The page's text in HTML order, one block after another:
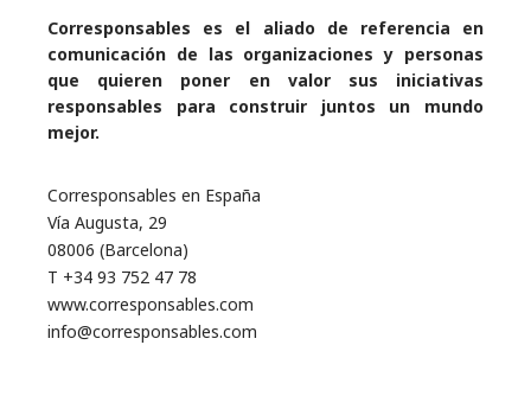
Corresponsables es el aliado de referencia en
comunicación de las organizaciones y personas
que quieren poner en valor sus iniciativas
responsables para construir juntos un mundo
mejor.
Corresponsables en España
Vía Augusta, 29
08006 (Barcelona)
T +34 93 752 47 78
www.corresponsables.com
info@corresponsables.com